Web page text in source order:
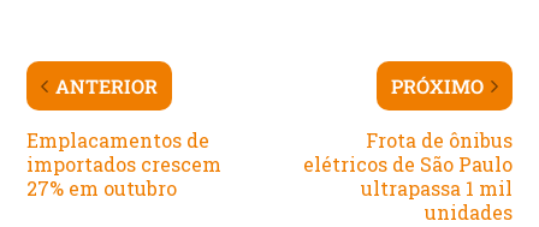
ANTERIOR
Emplacamentos de
importados crescem
27% em outubro
PRÓXIMO
Frota de ônibus
elétricos de São Paulo
ultrapassa 1 mil
unidades